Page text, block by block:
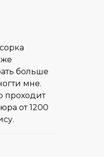
же
больше
мне.
проходит
от 1200